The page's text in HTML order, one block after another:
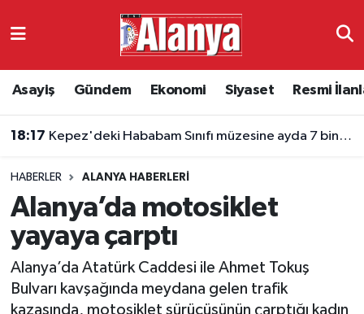
Asayiş Gündem Ekonomi Siyaset Resmi
18:17 Kepez'deki Hababam Sınıfı müzesine ayda 7 bin ziyaretçi
HABERLER ALANYA HABERLERI
Alanya’da motosiklet
yayaya çarptı
Alanya’da Atatürk Caddesi ile Ahmet Tokuş
Bulvarı kavşağında meydana gelen trafik
kazasında, motosiklet sürücüsünün çarptığı kadın
Ekonomi
Resmi İlanlar
Alanyaspor
Turizm
Antalya Namaz Vakitleri
Süper Lig Puan Durumu ve Fikstür
Tüm Manşetler
Son Dakika Haberleri